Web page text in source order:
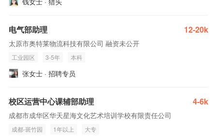
电气部助理 12-20k
太原市奥特莱物流科技有限公司 融资未公开
工业园区 3-5年 本科
张女士 · 招聘专员
校区运营中心课辅部助理 4-6k
成都市成华区华天星海文化艺术培训学校有限责任公司
成都-斑竹园 1年以上 大专